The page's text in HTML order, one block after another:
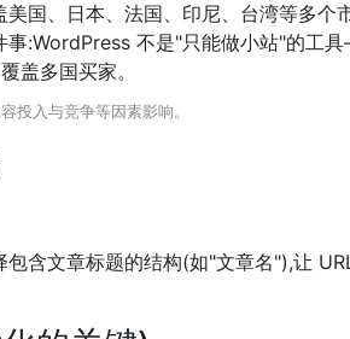
国、日本、法国、印尼、台湾等多个
事:WordPress 不是"只能做小站"的工
盖多国买家。
投入与竞争等因素影响。
含文章标题的结构(如"文章名"),让